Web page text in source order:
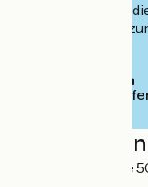
Interessiert Sie
deren Website
Localisation
12 rue de la